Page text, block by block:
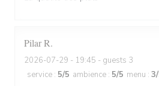
PilarR
2026-07-29 - 19:45 - guests 3
service : 5/5 ambience : 5/5 menu : 3